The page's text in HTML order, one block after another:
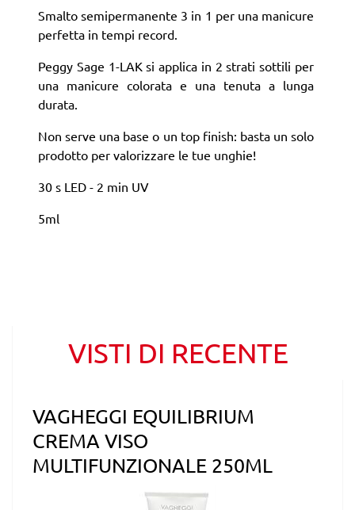
Smalto semipermanente 3 in 1 per una manicure
perfetta in tempi record.
Peggy Sage 1-LAK si applica in 2 strati sottili per
una manicure colorata e una tenuta a lunga
durata.
Non serve una base o un top finish: basta un solo
prodotto per valorizzare le tue unghie!
30 s LED - 2 min UV
5ml
VISTI DI RECENTE
VAGHEGGI EQUILIBRIUM
CREMA VISO
MULTIFUNZIONALE 250ML